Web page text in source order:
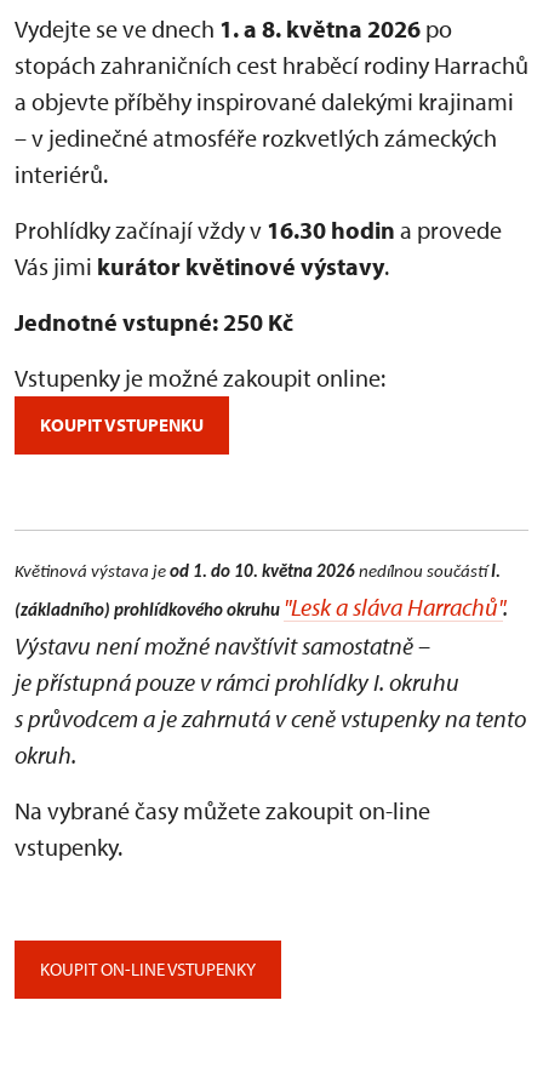
Vydejte se ve dnech 1. a 8. května 2026 po
stopách zahraničních cest hraběcí rodiny Harrachů
a objevte příběhy inspirované dalekými krajinami
– v jedinečné atmosféře rozkvetlých zámeckých
interiérů.
Prohlídky začínají vždy v 16.30 hodin a provede
Vás jimi kurátor květinové výstavy.
Jednotné vstupné: 250 Kč
Vstupenky je možné zakoupit online:
KOUPIT VSTUPENKU
Květinová výstava je od 1. do 10. května 2026 nedílnou součástíI.
(základního) prohlídkového okruhu "Lesk a sláva Harrachů".
Výstavu není možné navštívit samostatně –
je přístupná pouze v rámci prohlídky I. okruhu
s průvodcem a je zahrnutá v ceně vstupenky na tento
okruh.
Na vybrané časy můžete zakoupit on-line
vstupenky.
KOUPIT ON-LINE VSTUPENKY